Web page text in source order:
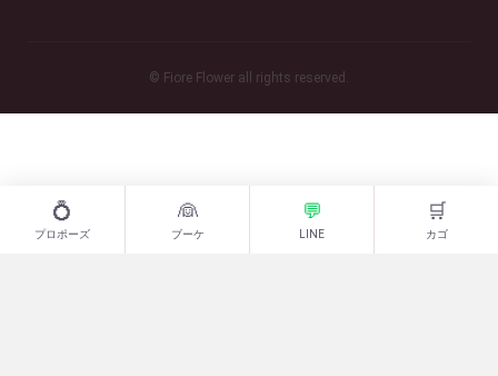
💍
プロポーズ
👰
ブーケ
💬
LINE
🛒
カゴ
© Fiore Flower all rights reserved.